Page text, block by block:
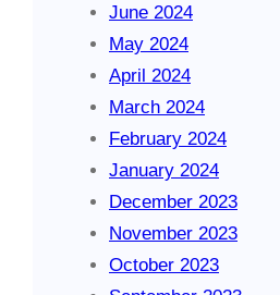
June 2024
May 2024
April 2024
March 2024
February 2024
January 2024
December 2023
November 2023
October 2023